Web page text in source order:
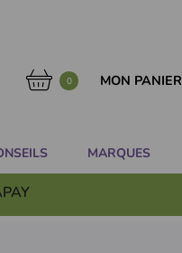
0 MON PANIER
MARQUES